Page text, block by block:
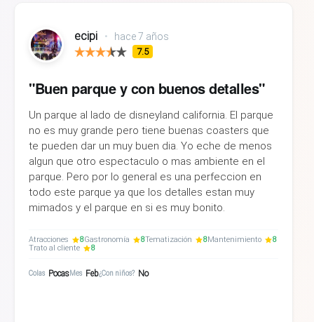
ecipi • hace 7 años
7.5
"Buen parque y con buenos detalles"
Un parque al lado de disneyland california. El parque
no es muy grande pero tiene buenas coasters que
te pueden dar un muy buen dia. Yo eche de menos
algun que otro espectaculo o mas ambiente en el
parque. Pero por lo general es una perfeccion en
todo este parque ya que los detalles estan muy
mimados y el parque en si es muy bonito.
Atracciones 8Gastronomía 8Tematización 8Mantenimiento
8
Trato al cliente
8
Colas PocasMes Feb¿Con niños? No